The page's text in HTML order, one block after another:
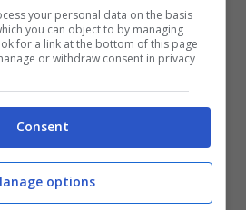
le isole di Lampedusa,
Empedocle, i
essere accesi
al 15 marzo per un
sei ore al giorno;
invece, include le
d’Italia saranno accesi
your personal data on the basis
you can object to by managing
for a link at the bottom of this page
or withdraw consent in privacy
Consent
options